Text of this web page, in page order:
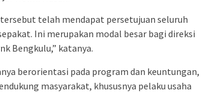
telah mendapat persetujuan seluruh
Ini merupakan modal besar bagi direksi
Bengkulu,” katanya.
berorientasi pada program dan keuntungan,
masyarakat, khususnya pelaku usaha